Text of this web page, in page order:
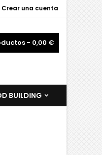
Crear una cuenta
- 0,00 €
BUILDING